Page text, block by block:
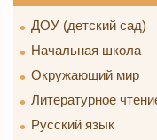
ДОУ (детский сад)
Начальная школа
Окружающий мир
Литературное
Русский язык